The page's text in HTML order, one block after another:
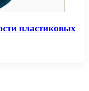
пластиковых